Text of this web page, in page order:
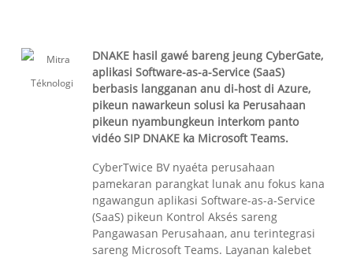
DNAKE hasil gawé bareng jeung CyberGate,
aplikasi Software-as-a-Service (SaaS)
berbasis langganan anu di-host di Azure,
pikeun nawarkeun solusi ka Perusahaan
pikeun nyambungkeun interkom panto
vidéo SIP DNAKE ka Microsoft Teams.
CyberTwice BV nyaéta perusahaan
pamekaran parangkat lunak anu fokus kana
ngawangun aplikasi Software-as-a-Service
(SaaS) pikeun Kontrol Aksés sareng
Pangawasan Perusahaan, anu terintegrasi
sareng Microsoft Teams. Layanan kalebet